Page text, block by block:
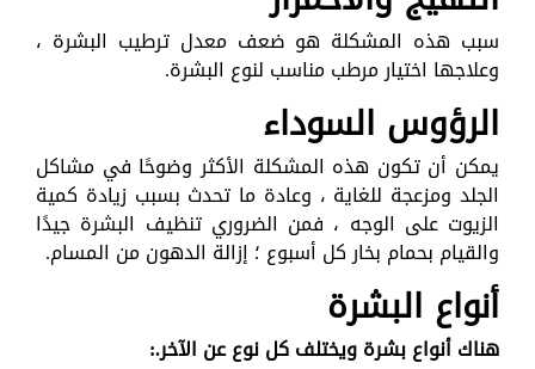
سبب هذه المشكلة هو ضعف معدل ترطيب البشرة ،
وعلاجها اختيار مرطب مناسب لنوع البشرة.
الرؤوس السوداء
يمكن أن تكون هذه المشكلة الأكثر وضوحًا في مشاكل
الجلد ومزعجة للغاية ، وعادة ما تحدث بسبب زيادة كمية
الزيوت على الوجه ، فمن الضروري تنظيف البشرة جيدًا
والقيام بحمام بخار كل أسبوع ؛ إزالة الدهون من المسام.
أنواع البشرة
هناك أنواع بشرة ويختلف كل نوع عن الآخر.: